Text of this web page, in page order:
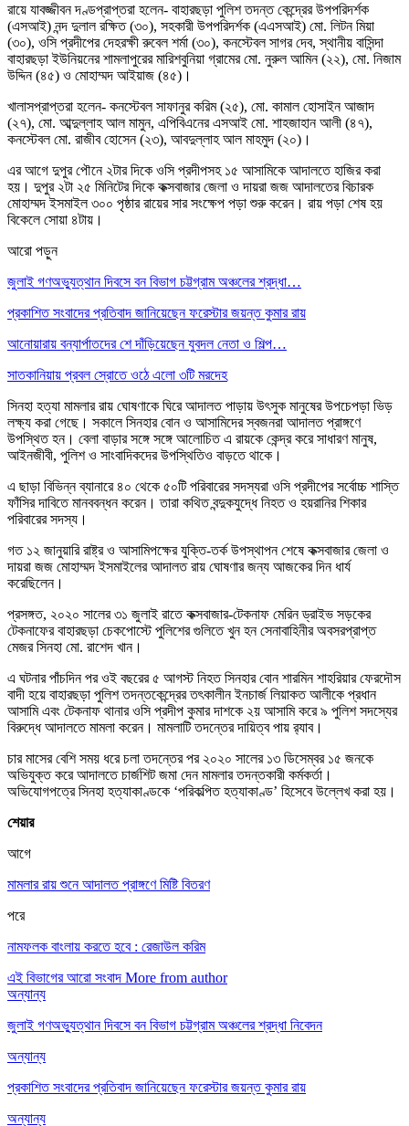
রায়ে যাবজ্জীবন দণ্ডপ্রাপ্তরা হলেন- বাহারছড়া পুলিশ তদন্ত কেন্দ্রের উপপরিদর্শক
(এসআই) নন্দ দুলাল রক্ষিত (৩০), সহকারী উপপরিদর্শক (এএসআই) মো. লিটন মিয়া
(৩০), ওসি প্রদীপের দেহরক্ষী রুবেল শর্মা (৩০), কনস্টেবল সাগর দেব, স্থানীয় বাসিন্দা
বাহারছড়া ইউনিয়নের শামলাপুরের মারিশবুনিয়া গ্রামের মো. নুরুল আমিন (২২), মো. নিজাম
উদ্দিন (৪৫) ও মোহাম্মদ আইয়াজ (৪৫)।
খালাসপ্রাপ্তরা হলেন- কনস্টেবল সাফানুর করিম (২৫), মো. কামাল হোসাইন আজাদ
(২৭), মো. আব্দুল্লাহ আল মামুন, এপিবিএনের এসআই মো. শাহজাহান আলী (৪৭),
কনস্টেবল মো. রাজীব হোসেন (২৩), আবদুল্লাহ আল মাহমুদ (২০)।
এর আগে দুপুর পৌনে ২টার দিকে ওসি প্রদীপসহ ১৫ আসামিকে আদালতে হাজির করা
হয়। দুপুর ২টা ২৫ মিনিটের দিকে কক্সবাজার জেলা ও দায়রা জজ আদালতের বিচারক
মোহাম্মদ ইসমাইল ৩০০ পৃষ্ঠার রায়ের সার সংক্ষেপ পড়া শুরু করেন। রায় পড়া শেষ হয়
বিকেলে সোয়া ৪টায়।
আরো পড়ুন
জুলাই গণঅভ্যুত্থান দিবসে বন বিভাগ চট্টগ্রাম অঞ্চলের শ্রদ্ধা…
প্রকাশিত সংবাদের প্রতিবাদ জানিয়েছেন ফরেস্টার জয়ন্ত কুমার রায়
আনোয়ারায় বন্যার্পাতদের শে দাঁড়িয়েছেন যুবদল নেতা ও শিল্প…
সাতকানিয়ায় প্রবল স্রোতে ওঠে এলো ৩টি মরদেহ
সিনহা হত্যা মামলার রায় ঘোষণাকে ঘিরে আদালত পাড়ায় উৎসুক মানুষের উপচেপড়া ভিড়
লক্ষ্য করা গেছে। সকালে সিনহার বোন ও আসামিদের স্বজনরা আদালত প্রাঙ্গণে
উপস্থিত হন। বেলা বাড়ার সঙ্গে সঙ্গে আলোচিত এ রায়কে কেন্দ্র করে সাধারণ মানুষ,
আইনজীবী, পুলিশ ও সাংবাদিকদের উপস্থিতিও বাড়তে থাকে।
এ ছাড়া বিভিন্ন ব্যানারে ৪০ থেকে ৫০টি পরিবারের সদস্যরা ওসি প্রদীপের সর্বোচ্চ শাস্তি
ফাঁসির দাবিতে মানববন্ধন করেন। তারা কথিত বন্দুকযুদ্ধে নিহত ও হয়রানির শিকার
পরিবারের সদস্য।
গত ১২ জানুয়ারি রাষ্ট্র ও আসামিপক্ষের যুক্তি-তর্ক উপস্থাপন শেষে কক্সবাজার জেলা ও
দায়রা জজ মোহাম্মদ ইসমাইলের আদালত রায় ঘোষণার জন্য আজকের দিন ধার্য
করেছিলেন।
প্রসঙ্গত, ২০২০ সালের ৩১ জুলাই রাতে কক্সবাজার-টেকনাফ মেরিন ড্রাইভ সড়কের
টেকনাফের বাহারছড়া চেকপোস্টে পুলিশের গুলিতে খুন হন সেনাবাহিনীর অবসরপ্রাপ্ত
মেজর সিনহা মো. রাশেদ খান।
এ ঘটনার পাঁচদিন পর ওই বছরের ৫ আগস্ট নিহত সিনহার বোন শারমিন শাহরিয়ার ফেরদৌস
বাদী হয়ে বাহারছড়া পুলিশ তদন্তকেন্দ্রের তৎকালীন ইনচার্জ লিয়াকত আলীকে প্রধান
আসামি এবং টেকনাফ থানার ওসি প্রদীপ কুমার দাশকে ২য় আসামি করে ৯ পুলিশ সদস্যের
বিরুদ্ধে আদালতে মামলা করেন। মামলাটি তদন্তের দায়িত্ব পায় র‍্যাব।
চার মাসের বেশি সময় ধরে চলা তদন্তের পর ২০২০ সালের ১৩ ডিসেম্বর ১৫ জনকে
অভিযুক্ত করে আদালতে চার্জশিট জমা দেন মামলার তদন্তকারী কর্মকর্তা।
অভিযোগপত্রে সিনহা হত্যাকাণ্ডকে ‘পরিকল্পিত হত্যাকাণ্ড’ হিসেবে উল্লেখ করা হয়।
শেয়ার
আগে
মামলার রায় শুনে আদালত প্রাঙ্গণে মিষ্টি বিতরণ
পরে
নামফলক বাংলায় করতে হবে : রেজাউল করিম
এই বিভাগের আরো সংবাদ More from author
অন্যান্য
জুলাই গণঅভ্যুত্থান দিবসে বন বিভাগ চট্টগ্রাম অঞ্চলের শ্রদ্ধা নিবেদন
অন্যান্য
প্রকাশিত সংবাদের প্রতিবাদ জানিয়েছেন ফরেস্টার জয়ন্ত কুমার রায়
অন্যান্য